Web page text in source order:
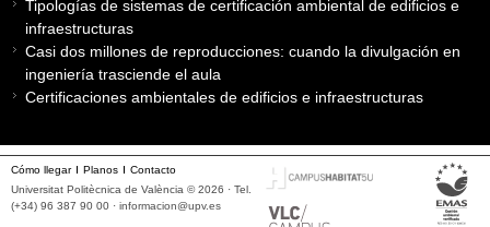
Tipologías de sistemas de certificación ambiental de edificios e
infraestructuras
Casi dos millones de reproducciones: cuando la divulgación en
ingeniería trasciende el aula
Certificaciones ambientales de edificios e infraestructuras
Cómo llegar Planos
Contacto
Universitat Politècnica de València © 2026 · Tel.
(+34) 96 387 90 00 · informacion@upv.es